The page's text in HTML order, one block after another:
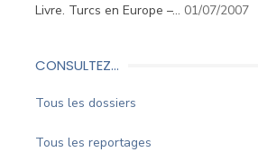
Livre. Turcs en Europe –… 01/07/2007
CONSULTEZ…
Tous les dossiers
Tous les reportages